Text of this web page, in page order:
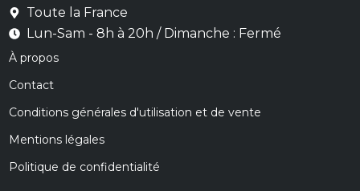
Toute la France
Lun-Sam - 8h à 20h / Dimanche : Fermé
À propos
Contact
Conditions générales d'utilisation et de vente
Mentions légales
Politique de confidentialité